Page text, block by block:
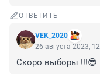
ОТВЕТИТЬ
VEK_2020
26 августа 2023,
Cкоро выборы !!!😎